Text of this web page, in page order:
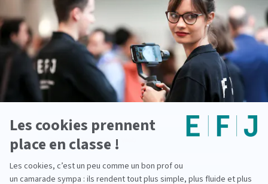
Voir également
Ecole animateur radio
Licence journalisme
Devenir chroniqueur web
Découvrir l'EFJ